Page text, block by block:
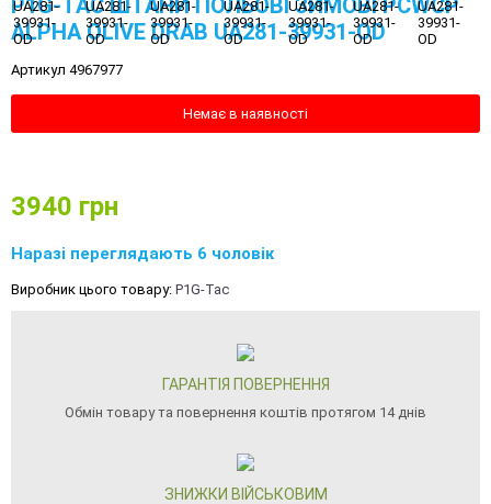
P1G-TAC ШТАНИ ПОЛЬОВI ЗИМОВI PCWCP
ALPHA OLIVE DRAB UA281-39931-OD
Артикул 4967977
Немає в наявності
3940 грн
Наразі переглядають 6 чоловік
Виробник цього товару: P1G-Tac
ГАРАНТІЯ ПОВЕРНЕННЯ
Обмін товару та повернення коштів протягом 14 днів
ЗНИЖКИ ВІЙСЬКОВИМ